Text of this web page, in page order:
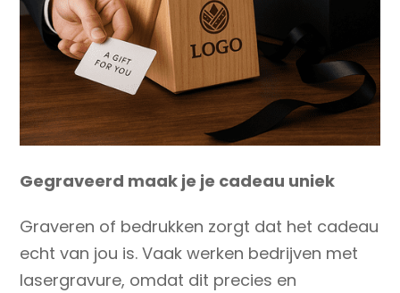
Gegraveerd maak je je cadeau uniek
Graveren of bedrukken zorgt dat het cadeau
echt van jou is. Vaak werken bedrijven met
lasergravure, omdat dit precies en